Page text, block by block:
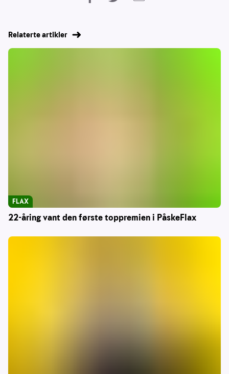
Relaterte artikler
22-åring vant den første toppremien i PåskeFlax
FLAX